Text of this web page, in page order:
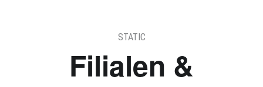
Filialen &
STATIC